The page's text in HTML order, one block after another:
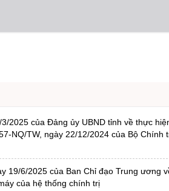
2025 của Đảng ủy UBND tỉnh về thực
NQ/TW, ngày 22/12/2024 của Bộ Chính
19/6/2025 của Ban Chỉ đạo Trung ương
của hệ thống chính trị